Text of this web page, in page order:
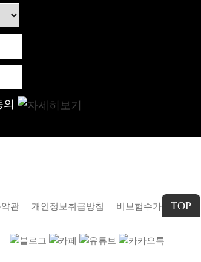
TOP
관 | 개인정보취급방침 | 비보험수가